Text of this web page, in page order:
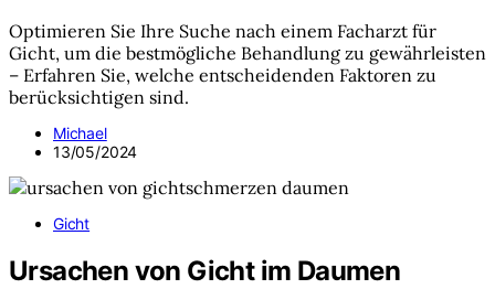
Optimieren Sie Ihre Suche nach einem Facharzt für
Gicht, um die bestmögliche Behandlung zu gewährleisten
– Erfahren Sie, welche entscheidenden Faktoren zu
berücksichtigen sind.
Michael
13/05/2024
Gicht
Ursachen von Gicht im Daumen